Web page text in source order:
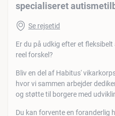
specialiseret
Se rejsetid
Er du på udkig efter et
reel forskel?
Bliv en del af Habitus'
hvor vi sammen arbejder
og støtte til borgere med
Du kan forvente en foranderlig